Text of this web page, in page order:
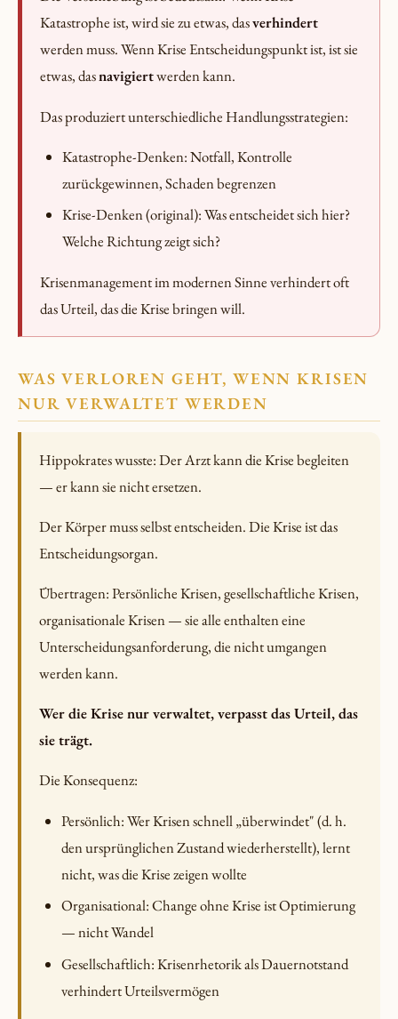
Katastrophe ist, wird sie zu etwas, dasverhindert
werden muss. Wenn Krise Entscheidungspunkt ist, ist sie
etwas, dasnavigiertwerden kann.
Das produziert unterschiedliche Handlungsstrategien:
Katastrophe-Denken: Notfall, Kontrolle
zurückgewinnen, Schaden begrenzen
Krise-Denken (original): Was entscheidet sich hier?
Welche Richtung zeigt sich?
Krisenmanagement im modernen Sinne verhindert oft
das Urteil, das die Krise bringen will.
WAS VERLOREN GEHT, WENN KRISEN
NUR VERWALTET WERDEN
Hippokrates wusste: Der Arzt kann die Krise begleiten
— er kann sie nicht ersetzen.
Der Körper muss selbst entscheiden. Die Krise ist das
Entscheidungsorgan.
Übertragen: Persönliche Krisen, gesellschaftliche Krisen,
organisationale Krisen — sie alle enthalten eine
Unterscheidungsanforderung, die nicht umgangen
werden kann.
Wer die Krise nur verwaltet, verpasst das Urteil, das
sie trägt.
Die Konsequenz:
Persönlich: Wer Krisen schnell „überwindet" (d. h.
den ursprünglichen Zustand wiederherstellt), lernt
nicht, was die Krise zeigen wollte
Organisational: Change ohne Krise ist Optimierung
— nicht Wandel
Gesellschaftlich: Krisenrhetorik als Dauernotstand
verhindert Urteilsvermögen